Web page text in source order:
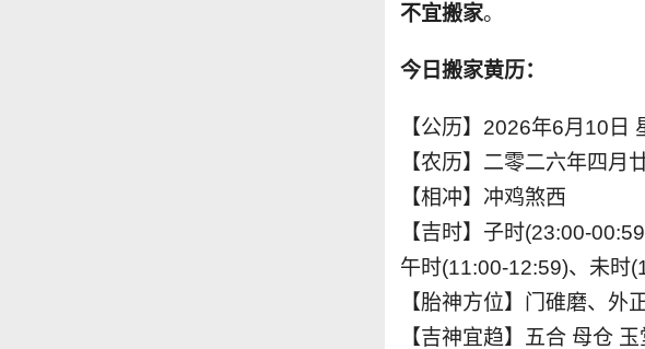
不宜搬家。
今日搬家黄历：
【公历】2026年6月10日
【农历】二零二六年四月
【相冲】冲鸡煞西
【吉时】子时(23:00-
午时(11:00-12:59)、未时
【胎神方位】门碓磨、外
【吉神宜趋】五合 母仓